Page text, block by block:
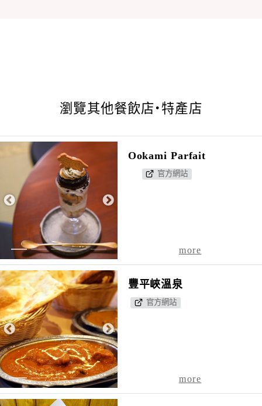
瀏覽其他餐飲店・特產店
1 2 3 4 5
Ookami Parfait
官方網站
more
1 2 3 4 5
豐平峽溫泉
官方網站
more